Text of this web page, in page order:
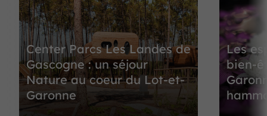
Center Parcs Les Landes de
Gascogne : un séjour
Nature au coeur du Lot-et-
Garonne
Les
bien-